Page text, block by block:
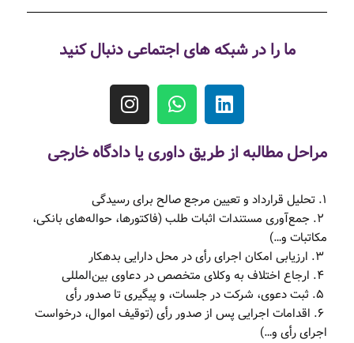
ما را در شبکه های اجتماعی دنبال کنید
مراحل مطالبه از طریق داوری یا دادگاه خارجی
۱. تحلیل قرارداد و تعیین مرجع صالح برای رسیدگی
۲. جمع‌آوری مستندات اثبات طلب (فاکتورها، حواله‌های بانکی،
مکاتبات و…)
۶. اقدامات اجرایی پس از صدور رأی (توقیف اموال، درخواست
اجرای رأی و…)